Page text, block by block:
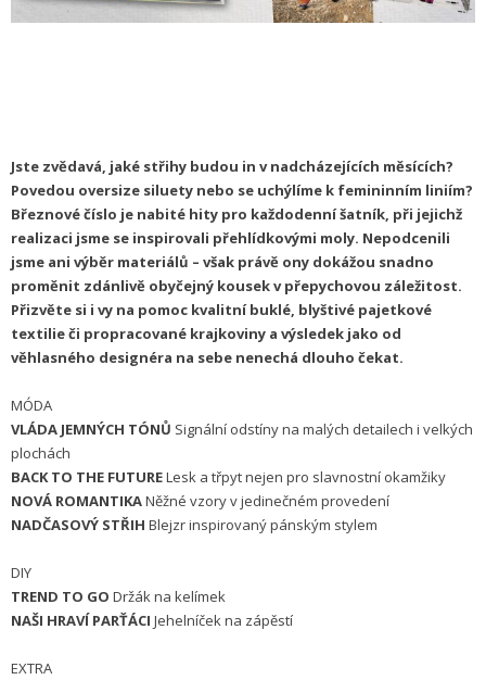
Jste zvědavá, jaké střihy budou in v nadcházejících měsících?
Povedou oversize siluety nebo se uchýlíme k femininním liniím?
Březnové číslo je nabité hity pro každodenní šatník, při jejichž
realizaci jsme se inspirovali přehlídkovými moly. Nepodcenili
jsme ani výběr materiálů – však právě ony dokážou snadno
proměnit zdánlivě obyčejný kousek v přepychovou záležitost.
Přizvěte si i vy na pomoc kvalitní buklé, blyštivé pajetkové
textilie či propracované krajkoviny a výsledek jako od
věhlasného designéra na sebe nenechá dlouho čekat.
MÓDA
VLÁDA JEMNÝCH TÓNŮ Signální odstíny na malých detailech i velkých
plochách
BACK TO THE FUTURELesk a třpyt nejen pro slavnostní okamžiky
NOVÁ ROMANTIKANěžné vzory v jedinečném provedení
NADČASOVÝ STŘIH Blejzr inspirovaný pánským stylem
DIY
TREND TO GO Držák na kelímek
NAŠI HRAVÍ PARŤÁCI Jehelníček na zápěstí
EXTRA